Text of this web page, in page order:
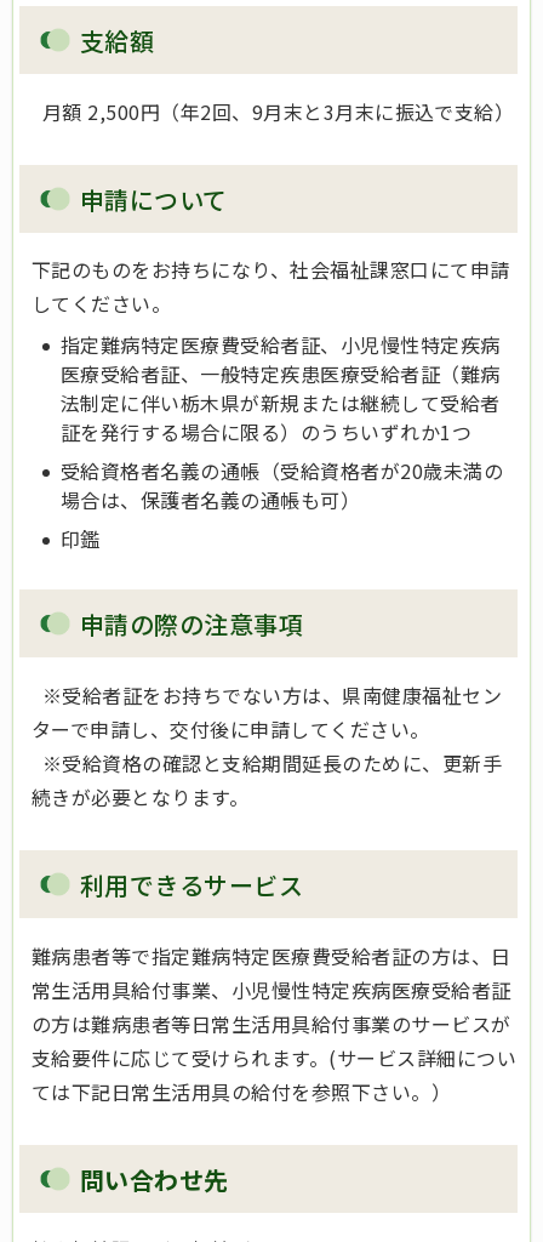
支給額
月額 2,500円（年2回、9月末と3月末に振込で支給）
申請について
下記のものをお持ちになり、社会福祉課窓口にて申請
してください。
指定難病特定医療費受給者証、小児慢性特定疾病
医療受給者証、一般特定疾患医療受給者証（難病
法制定に伴い栃木県が新規または継続して受給者
証を発行する場合に限る）のうちいずれか1つ
受給資格者名義の通帳（受給資格者が20歳未満の
場合は、保護者名義の通帳も可）
印鑑
申請の際の注意事項
※受給者証をお持ちでない方は、県南健康福祉セン
ターで申請し、交付後に申請してください。
※受給資格の確認と支給期間延長のために、更新手
続きが必要となります。
利用できるサービス
難病患者等で指定難病特定医療費受給者証の方は、日
常生活用具給付事業、小児慢性特定疾病医療受給者証
の方は難病患者等日常生活用具給付事業のサービスが
支給要件に応じて受けられます。(サービス詳細につい
ては下記日常生活用具の給付を参照下さい。）
問い合わせ先